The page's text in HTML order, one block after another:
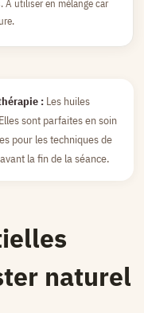
À utiliser en mélange car
:Les huiles
sont parfaites en soin
pour les techniques de
la fin de la séance.
naturel